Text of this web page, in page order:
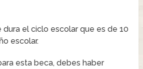
dura el ciclo escolar que es de 10
escolar.
esta beca, debes haber